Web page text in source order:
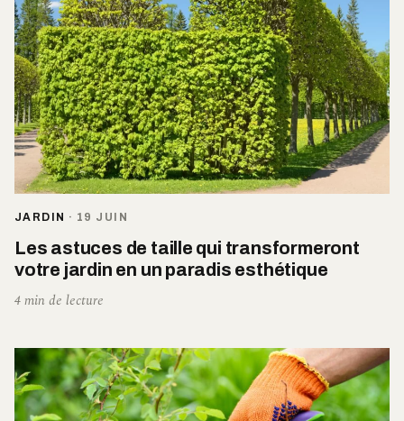
JARDIN · 19 JUIN
Les astuces de taille qui transformeront
votre jardin en un paradis esthétique
4 min de lecture